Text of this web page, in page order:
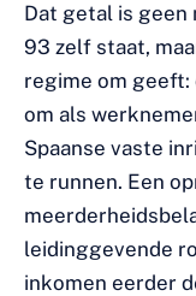
Dat getal is geen
93 zelf staat,
regime om geeft:
om als
Spaanse vaste
te runnen. Een
leidinggevende
inkomen eerder